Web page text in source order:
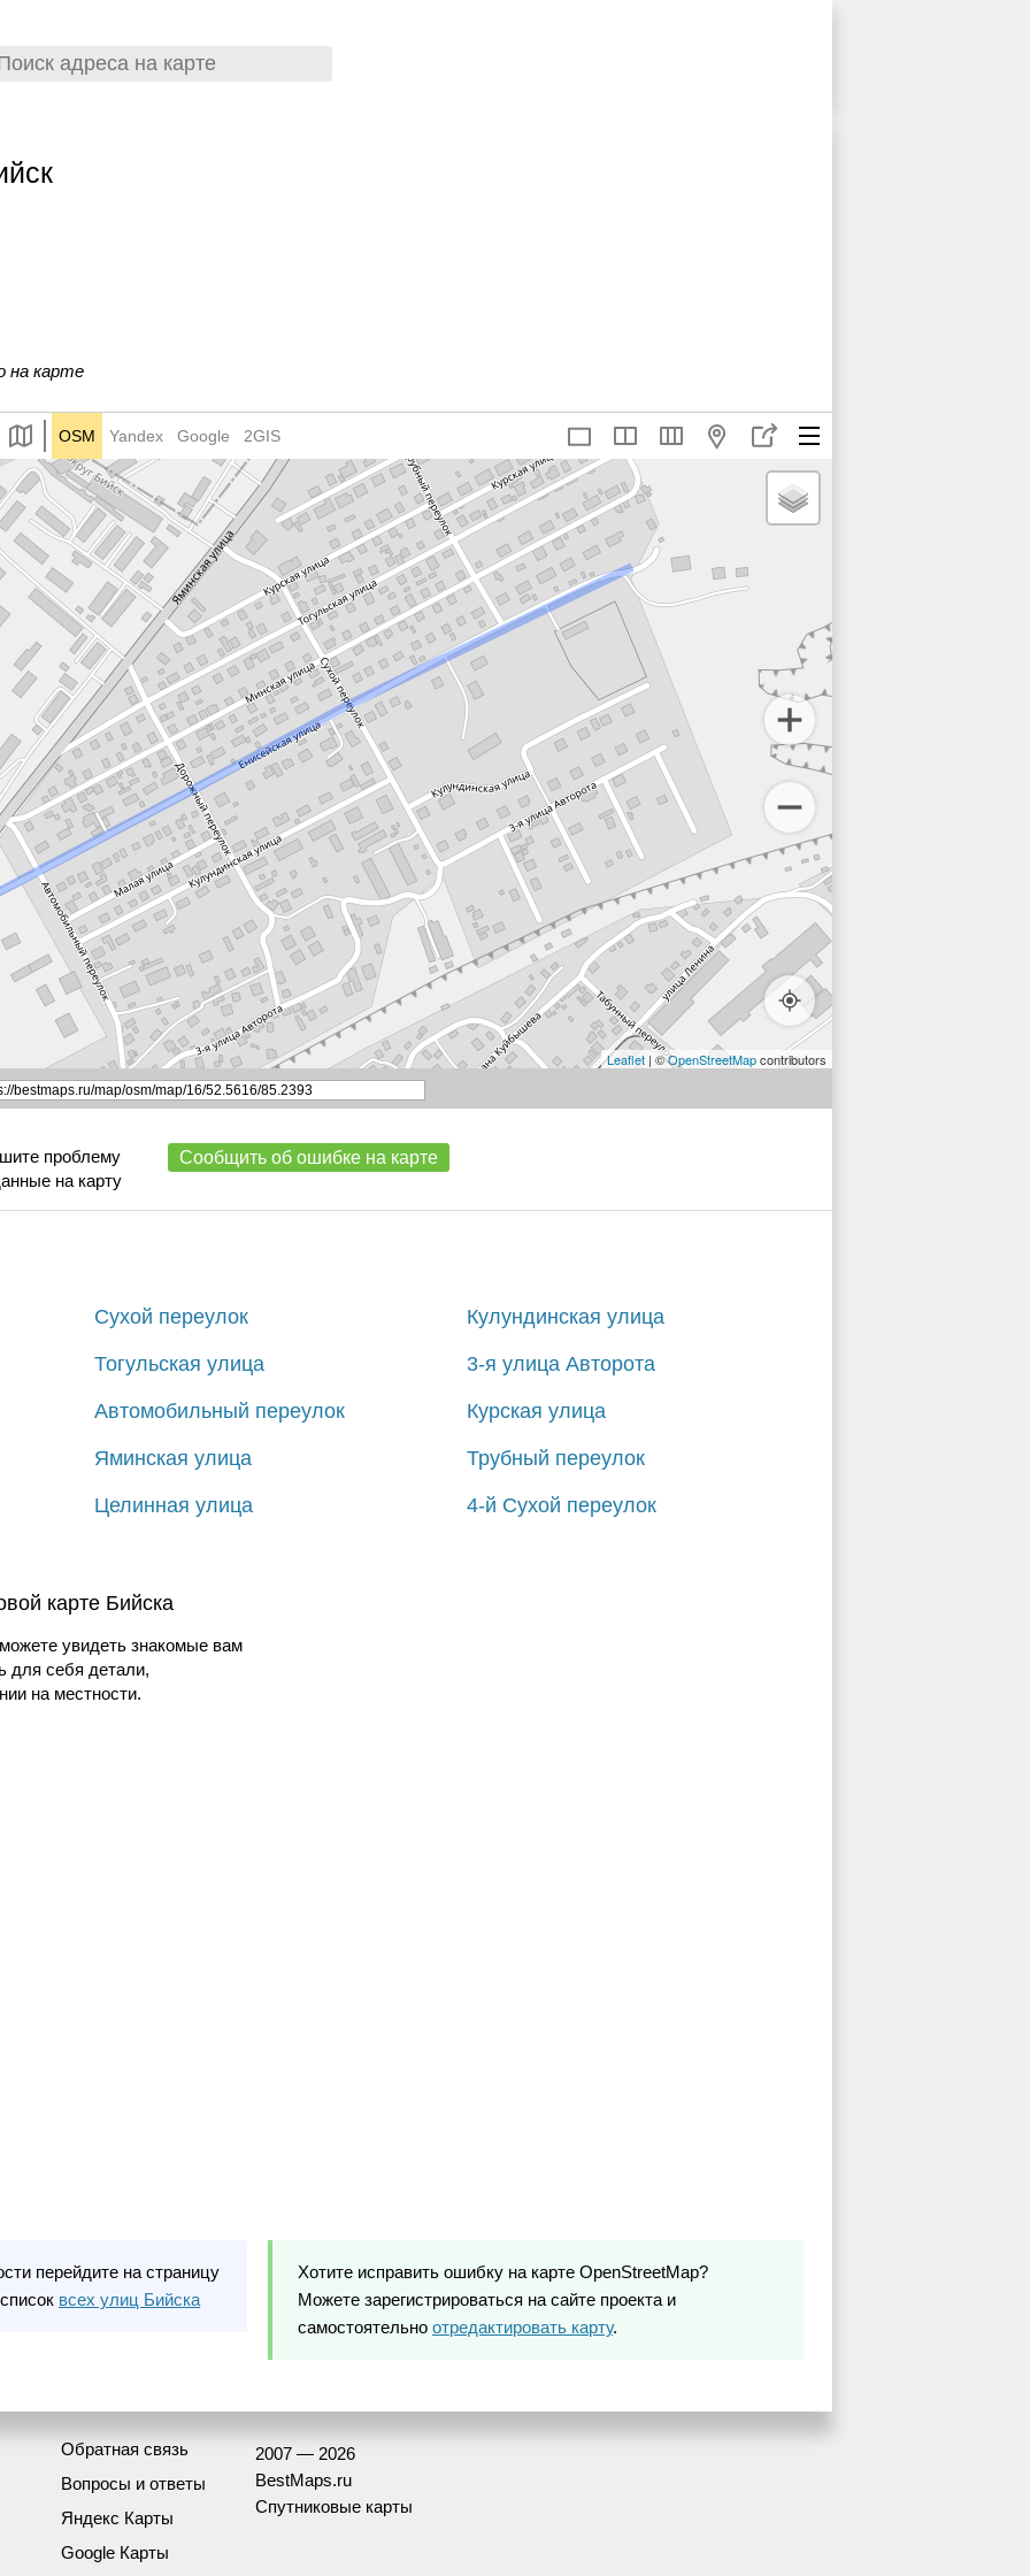
на карте
OSM Yandex Google 2GIS
Leaflet | ©OpenStreetMapcontributors
проблему
на карту
Сообщить об ошибке на карте
Сухой переулок Кулундинская улица
Тогульская улица 3-я улица Авторота
Автомобильный переулок Курская улица
Яминская улица Трубный переулок
Целинная улица 4-й Сухой переулок
карте Бийска
увидеть знакомые вам
для себя детали,
на местности.
перейдите на страницу
всех улиц Бийска
Хотите исправить ошибку на карте OpenStreetMap?
Можете зарегистрироваться на сайте проекта и
самостоятельно отредактировать карту.
Обратная связь
Вопросы и ответы
Яндекс Карты
Google Карты
2007 — 2026
BestMaps.ru
Спутниковые карты